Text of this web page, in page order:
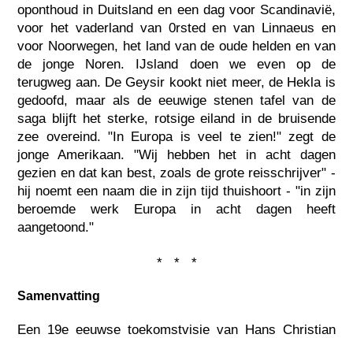
oponthoud in Duitsland en een dag voor Scandinavië,
voor het vaderland van 0rsted en van Linnaeus en
voor Noorwegen, het land van de oude helden en van
de jonge Noren. IJsland doen we even op de
terugweg aan. De Geysir kookt niet meer, de Hekla is
gedoofd, maar als de eeuwige stenen tafel van de
saga blijft het sterke, rotsige eiland in de bruisende
zee overeind. "In Europa is veel te zien!" zegt de
jonge Amerikaan. "Wij hebben het in acht dagen
gezien en dat kan best, zoals de grote reisschrijver" -
hij noemt een naam die in zijn tijd thuishoort - "in zijn
beroemde werk Europa in acht dagen heeft
aangetoond."
* * *
Samenvatting
Een 19e eeuwse toekomstvisie van Hans Christian